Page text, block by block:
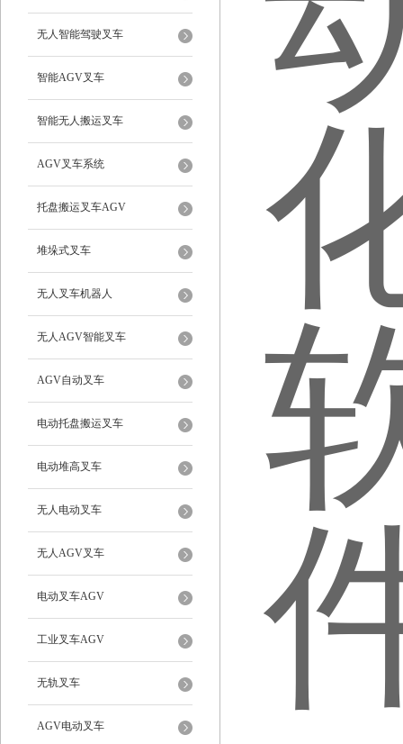
无人智能驾驶叉车
智能AGV叉车
智能无人搬运叉车
AGV叉车系统
托盘搬运叉车AGV
堆垛式叉车
无人叉车机器人
无人AGV智能叉车
AGV自动叉车
电动托盘搬运叉车
电动堆高叉车
无人电动叉车
无人AGV叉车
电动叉车AGV
工业叉车AGV
无轨叉车
AGV电动叉车